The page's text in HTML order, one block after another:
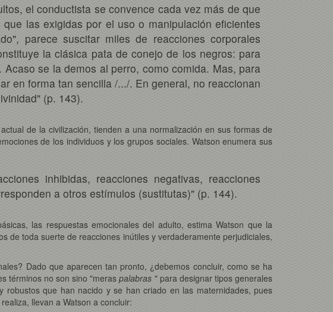
el conductista se convence cada vez más de que
las exigidas por el uso o manipulación eficientes
parece suscitar miles de reacciones corporales
la clásica pata de conejo de los negros: para
se la demos al perro, como comida. Mas, para
en forma tan sencilla /.../. En general, no reaccionan
(p. 143).
de la civilización, tienden a una normalización en sus formas de
de los individuos y los grupos sociales. Watson enumera sus
inhibidas, reacciones negativas, reacciones
a otros estímulos (sustitutas)" (p. 144).
las respuestas emocionales del adulto, estima Watson que la
de toda suerte de reacciones inútiles y verdaderamente perjudiciales,
Dado que aparecen tan pronto, ¿debemos concluir, como se ha
términos no son sino "meraspalabras " para designar tipos generales
que han nacido y se han criado en las maternidades, pues
llevan a Watson a concluir: